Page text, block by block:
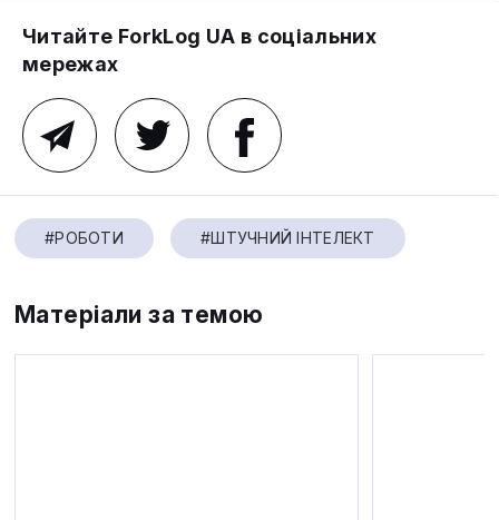
Читайте ForkLog UA в соціальних
мережах
#РОБОТИ #ШТУЧНИЙ ІНТЕЛЕКТ
Матеріали за темою